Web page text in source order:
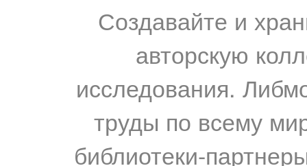
Создавайте и
авторскую
исследования.
труды по всему
библиотеки-